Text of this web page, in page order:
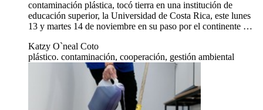
contaminación plástica, tocó tierra en una institución de
educación superior, la Universidad de Costa Rica, este lunes
13 y martes 14 de noviembre en su paso por el continente …
Katzy O`neal Coto
plástico. contaminación, cooperación, gestión ambiental